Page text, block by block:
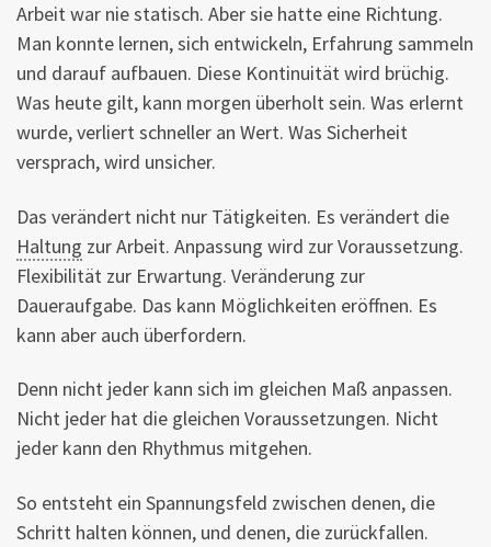
Arbeit war nie statisch. Aber sie hatte eine Richtung.
Man konnte lernen, sich entwickeln, Erfahrung sammeln
und darauf aufbauen. Diese Kontinuität wird brüchig.
Was heute gilt, kann morgen überholt sein. Was erlernt
wurde, verliert schneller an Wert. Was Sicherheit
versprach, wird unsicher.
Das verändert nicht nur Tätigkeiten. Es verändert die
Haltung zur Arbeit. Anpassung wird zur Voraussetzung.
Flexibilität zur Erwartung. Veränderung zur
Daueraufgabe. Das kann Möglichkeiten eröffnen. Es
kann aber auch überfordern.
Denn nicht jeder kann sich im gleichen Maß anpassen.
Nicht jeder hat die gleichen Voraussetzungen. Nicht
jeder kann den Rhythmus mitgehen.
So entsteht ein Spannungsfeld zwischen denen, die
Schritt halten können, und denen, die zurückfallen.